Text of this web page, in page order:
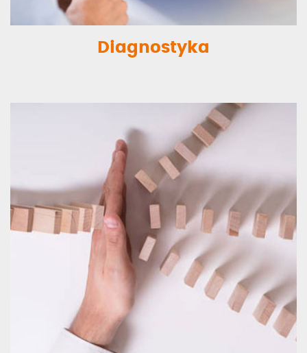
Diagnostyka